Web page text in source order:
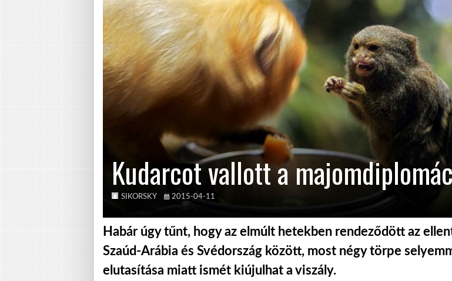
Kudarcot vallott a
SIKORSKY 2015-04-11
Habár úgy tűnt, hogy az elmúlt hetekben rendeződött az
Szaúd-Arábia és Svédország között, most négy törpe
elutasítása miatt ismét kiújulhat a viszály.